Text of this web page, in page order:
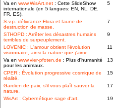
Va en www.WisArt.net : Cette SlideShow
internationale (en 5 langues: EN, NL, DE,
FR, ES).
5
S.v.p. délivrance Flora et faune de
destruction de masse.
7
STHOPD : Arrêter les désastres humains
terribles de surpeuplement.
9
LOVENIC : L'amour obtient l'évolution
visionnaire, ainsi la nature que j'aime.
11
Va en www.vier-pfoten.de : Plus d'humanité
pour les animaux.
13
CPER : Évolution progressive cosmique de
réalité.
15
Gardien de paix, s'il vous plaît sauver la
nature.
17
WisArt : Cybernétique sage d'art.
19